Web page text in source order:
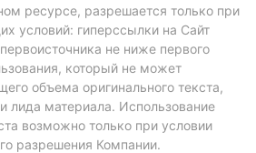
ресурсе, разрешается только при
условий: гиперссылки на Сайт
не ниже первого
который не может
объема оригинального текста,
лида материала. Использование
возможно только при условии
разрешения Компании.